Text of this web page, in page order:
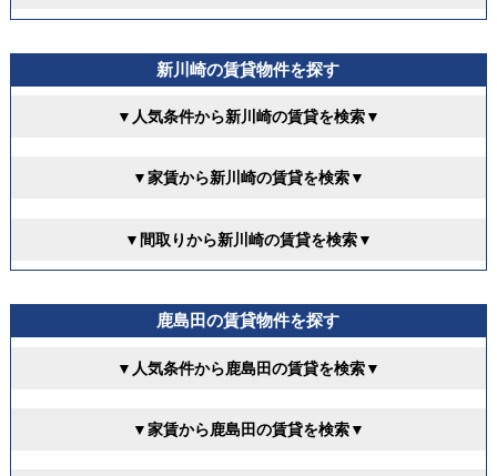
新川崎の賃貸物件を探す
▼人気条件から新川崎の賃貸を検索▼
▼家賃から新川崎の賃貸を検索▼
▼間取りから新川崎の賃貸を検索▼
鹿島田の賃貸物件を探す
▼人気条件から鹿島田の賃貸を検索▼
▼家賃から鹿島田の賃貸を検索▼